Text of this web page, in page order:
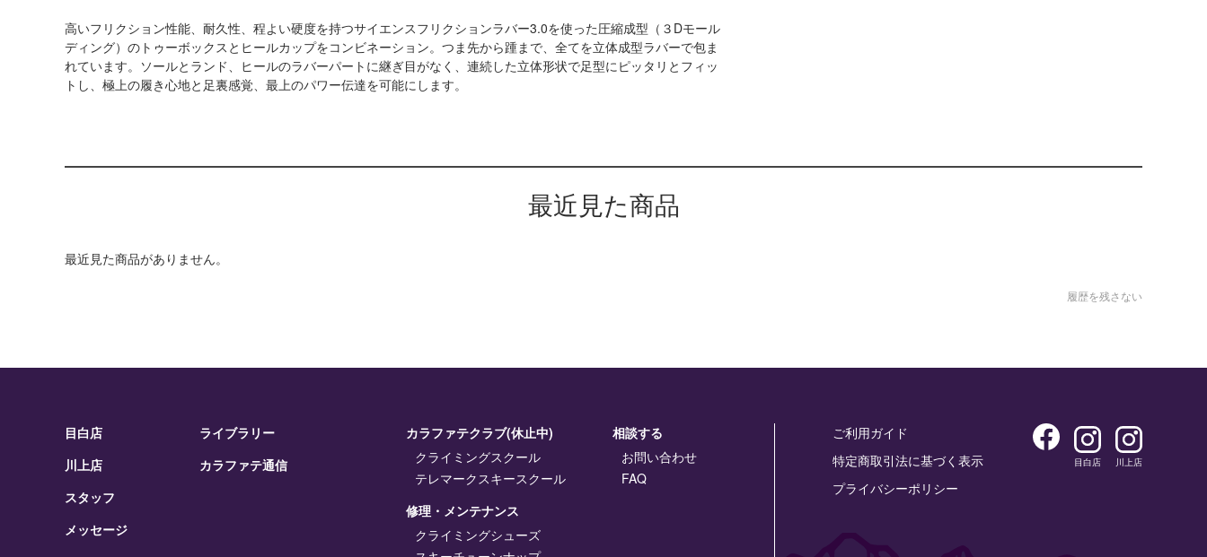
高いフリクション性能、耐久性、程よい硬度を持つサイエンスフリクションラバー3.0を使った圧縮成型（３Dモール
ディング）のトゥーボックスとヒールカップをコンビネーション。つま先から踵まで、全てを立体成型ラバーで包ま
れています。ソールとランド、ヒールのラバーパートに継ぎ目がなく、連続した立体形状で足型にピッタリとフィッ
トし、極上の履き心地と足裏感覚、最上のパワー伝達を可能にします。
最近見た商品
最近見た商品がありません。
履歴を残さない
目白店
川上店
スタッフ
メッセージ
ライブラリー
カラファテ通信
カラファテクラブ(休止中)
クライミングスクール
テレマークスキースクール
修理・メンテナンス
クライミングシューズ
相談する
お問い合わせ
FAQ
ご利用ガイド
特定商取引法に基づく表示
プライバシーポリシー
目白店 川上店